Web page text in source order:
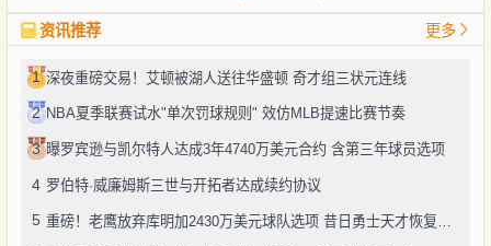
资讯推荐 更多
1 深夜重磅交易！艾顿被湖人送往华盛顿 奇才组三状元连线
2 NBA夏季联赛试水"单次罚球规则" 效仿MLB提速比赛节奏
3 曝罗宾逊与凯尔特人达成3年4740万美元合约 含第三年球员选项
4 罗伯特·威廉姆斯三世与开拓者达成续约协议
5